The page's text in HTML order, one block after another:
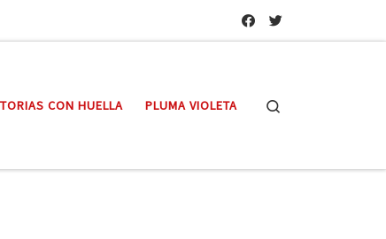
CON HUELLA PLUMA VIOLETA